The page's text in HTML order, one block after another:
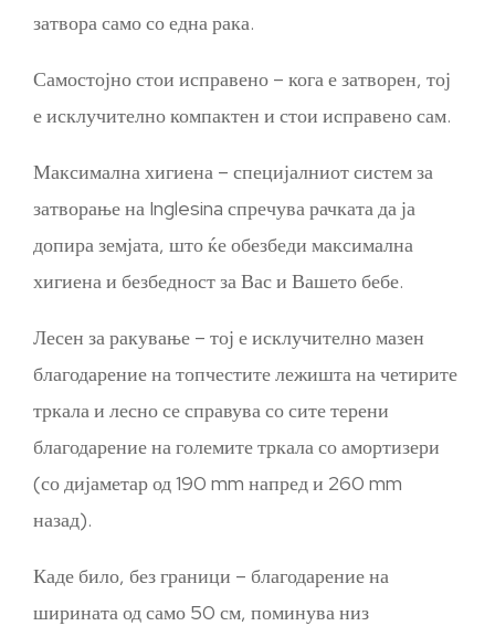
затвора само со една рака.
Самостојно стои исправено – кога е затворен, тој
е исклучително компактен и стои исправено сам.
Максимална хигиена – специјалниот систем за
затворање на Inglesina спречува рачката да ја
допира земјата, што ќе обезбеди максимална
хигиена и безбедност за Вас и Вашето бебе.
Лесен за ракување – тој е исклучително мазен
благодарение на топчестите лежишта на четирите
тркала и лесно се справува со сите терени
благодарение на големите тркала со амортизери
(со дијаметар од 190 mm напред и 260 mm
назад).
Каде било, без граници – благодарение на
ширината од само 50 см, поминува низ